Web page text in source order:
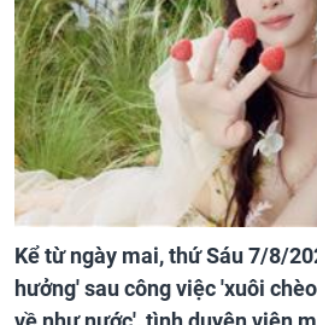
Kể từ ngày mai, thứ Sáu 7/8/
hưởng' sau công việc 'xuôi